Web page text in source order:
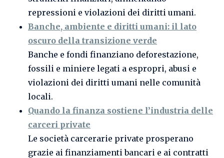
repressioni e violazioni dei diritti umani.
Banche, ambiente e diritti umani: il lato
oscuro della transizione verde
Banche e fondi finanziano deforestazione,
fossili e miniere legati a espropri, abusi e
violazioni dei diritti umani nelle comunità
locali.
Quando la finanza sostiene l’industria delle
carceri private
Le società carcerarie private prosperano
grazie ai finanziamenti bancari e ai contratti